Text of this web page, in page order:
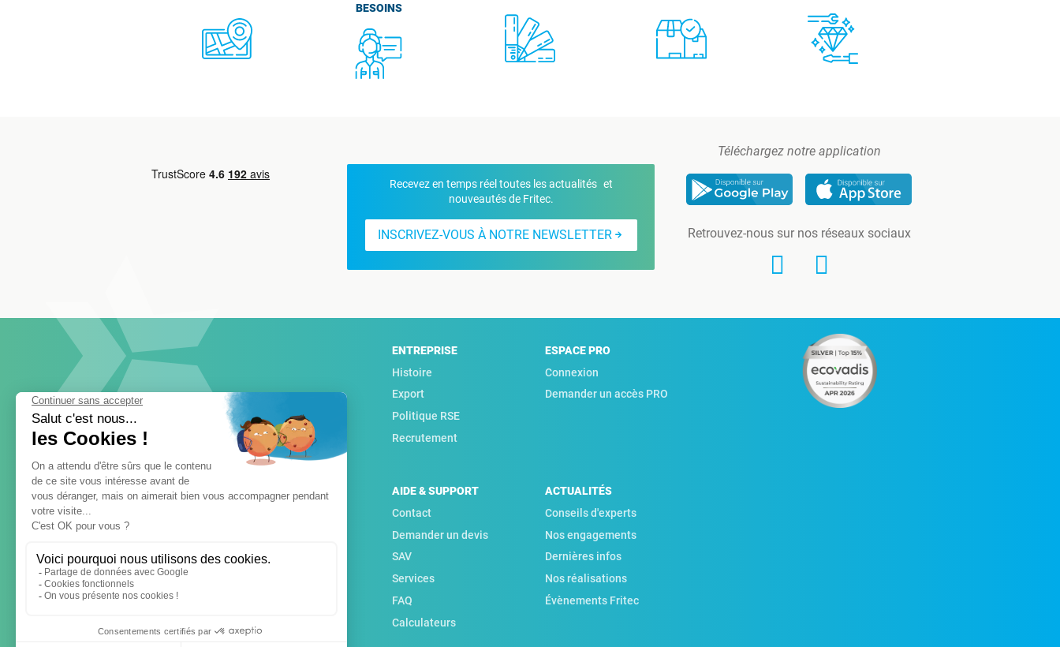
BESOINS
Recevez en temps réel toutes les actualités et
nouveautés de Fritec.
INSCRIVEZ-VOUS À NOTRE NEWSLETTER
Téléchargez notre application
Retrouvez-nous sur nos réseaux sociaux
ENTREPRISE
Histoire
Export
Politique RSE
Recrutement
ESPACE PRO
Connexion
Demander un accès PRO
AIDE & SUPPORT
Contact
Demander un devis
SAV
Services
FAQ
Calculateurs
ACTUALITÉS
Conseils d'experts
Nos engagements
Dernières infos
Nos réalisations
Évènements Fritec